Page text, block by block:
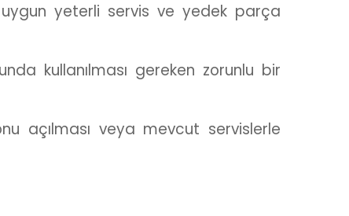
yeterli servis ve yedek parça
kullanılması gereken zorunlu bir
açılması veya mevcut servislerle